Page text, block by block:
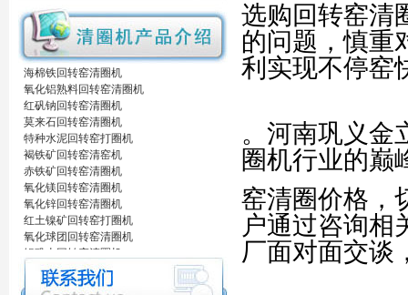
海棉铁回转窑清圈机
氧化铝熟料回转窑清圈机
红矾钠回转窑清圈机
莫来石回转窑清圈机
特种水泥回转窑打圈机
褐铁矿回转窑清窑机
赤铁矿回转窑清圈机
氧化镁回转窑清圈机
氧化锌回转窑清圈机
红土镍矿回转窑打圈机
氧化球团回转窑清圈机
铝矾土回转窑清圈机
铝酸钙粉窑清圈机
活性石灰回转窑清圈机
选购回转窑清
的问题，慎重
利实现不停窑
。河南巩义金
圈机行业的巅
窑清圈价格，
户通过咨询相
厂面对面交谈